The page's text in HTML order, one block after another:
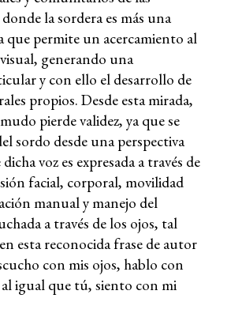
la sordera es más una
que permite un acercamiento al
generando una
y con ello el desarrollo de
propios. Desde esta mirada,
pierde validez, ya que se
sordo desde una perspectiva
voz es expresada a través de
facial, corporal, movilidad
manual y manejo del
a través de los ojos, tal
esta reconocida frase de autor
con mis ojos, hablo con
igual que tú, siento con mi